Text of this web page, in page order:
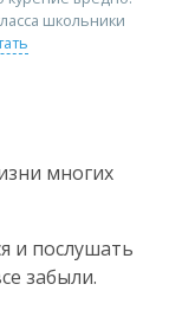
школьники
многих
и послушать
забыли.